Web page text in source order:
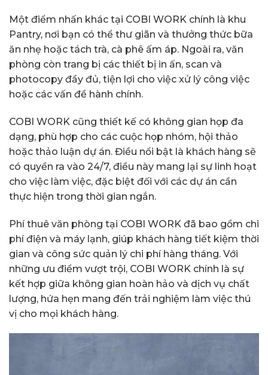
Một điểm nhấn khác tại COBI WORK chính là khu
Pantry, nơi bạn có thể thư giãn và thưởng thức bữa
ăn nhẹ hoặc tách trà, cà phê ấm áp. Ngoài ra, văn
phòng còn trang bị các thiết bị in ấn, scan và
photocopy đầy đủ, tiện lợi cho việc xử lý công việc
hoặc các vấn đề hành chính.
COBI WORK cũng thiết kế có không gian họp đa
dạng, phù hợp cho các cuộc họp nhóm, hội thảo
hoặc thảo luận dự án. Điều nổi bật là khách hàng sẽ
có quyền ra vào 24/7, điều này mang lại sự linh hoạt
cho việc làm việc, đặc biệt đối với các dự án cần
thực hiện trong thời gian ngắn.
Phí thuê văn phòng tại COBI WORK đã bao gồm chi
phí điện và máy lạnh, giúp khách hàng tiết kiệm thời
gian và công sức quản lý chi phí hàng tháng. Với
những ưu điểm vượt trội, COBI WORK chính là sự
kết hợp giữa không gian hoàn hảo và dịch vụ chất
lượng, hứa hẹn mang đến trải nghiệm làm việc thú
vị cho mọi khách hàng.